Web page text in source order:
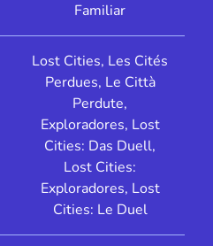
Familiar
Lost Cities, Les Cités
Perdues, Le Città
Perdute,
Exploradores, Lost
Cities: Das Duell,
Lost Cities:
Exploradores, Lost
Cities: Le Duel